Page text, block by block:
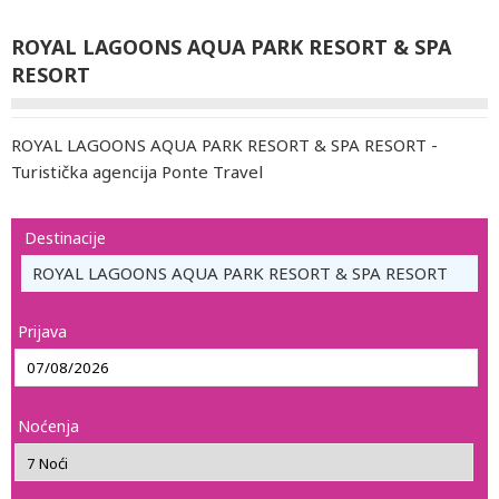
ROYAL LAGOONS AQUA PARK RESORT & SPA
RESORT
ROYAL LAGOONS AQUA PARK RESORT & SPA RESORT -
Turistička agencija Ponte Travel
Destinacije
ROYAL LAGOONS AQUA PARK RESORT & SPA RESORT
Prijava
Noćenja